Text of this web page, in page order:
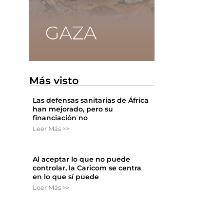
Más visto
Las defensas sanitarias de África
han mejorado, pero su
financiación no
Leer Más >>
Al aceptar lo que no puede
controlar, la Caricom se centra
en lo que sí puede
Leer Más >>